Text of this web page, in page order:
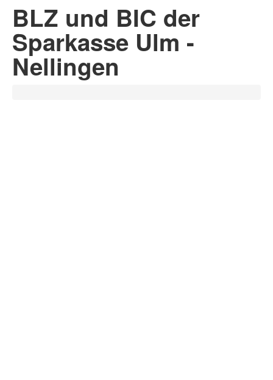
BLZ und BIC der
Sparkasse Ulm -
Nellingen